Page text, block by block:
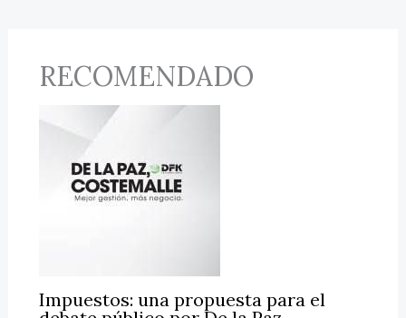
RECOMENDADO
Impuestos: una propuesta para el